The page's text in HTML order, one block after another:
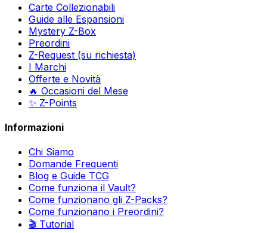
Carte Collezionabili
Guide alle Espansioni
Mystery Z-Box
Preordini
Z-Request (su richiesta)
I Marchi
Offerte e Novità
🔥 Occasioni del Mese
✨ Z-Points
Informazioni
Chi Siamo
Domande Frequenti
Blog e Guide TCG
Come funziona il Vault?
Come funzionano gli Z-Packs?
Come funzionano i Preordini?
🎬 Tutorial